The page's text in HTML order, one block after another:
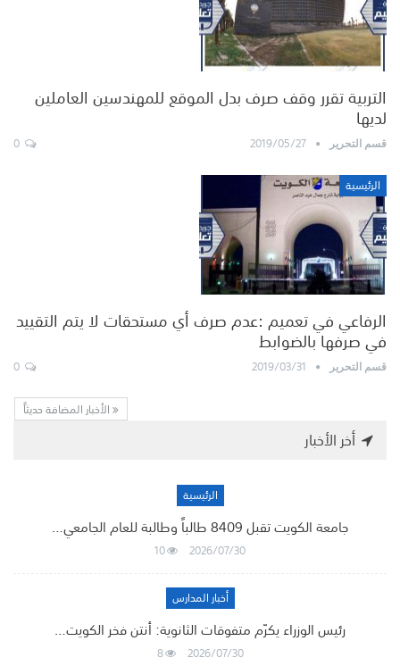
التربية تقرر وقف صرف بدل الموقع للمهندسين العاملين
لديها
قسم التحرير 2019/05/27
الرئيسية
الرفاعي في تعميم :عدم صرف أي مستحقات لا يتم التقييد
في صرفها بالضوابط
قسم التحرير 2019/03/31
الأخبار المضافة حديثاً
أخر الأخبار
الرئيسية
جامعة الكويت تقبل 8409 طالباً وطالبة للعام الجامعي…
2026/07/30
10
أخبار المدارس
رئيس الوزراء يكرّم متفوقات الثانوية: أنتن فخر الكويت…
2026/07/30
8